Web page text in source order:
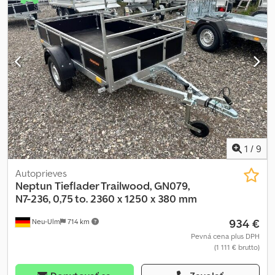
termínu! Termín si dohodnete na Nezáväzný príklad: použitý
Westfalia skriňový príves Comfort podvozok, ložný priestor cca
260x130x30cm Prvá evidácia 1999 Dostupný po dohode STK
potrebná (bez TÜV), výrazné známky používania – nutné opravy
Príves sa ponúka a predáva v takom stave, v akom sa nachádza!
Ďalšie ponuky nájdete celoročne v našom online obchode
trailershop.de Prijímame všetky prívesy na protiúčet priamo u nás
a financovanie je možné už od 0€ akontácie. Termíny po dohode!
Jägerhof 10 A Cjdpfjn E Rupox Aamsrf 41516 Grevenbroich
(Hülchrath) Otváracie hodiny predaja: Po – Pia: 08:00 – 12:30 a
14:00 – 18:00 Použitý Westfalia KL3035 05/26
1 / 9
Neu-Ulm 714 km
Autoprieves
Neptun Tieflader Trailwood, GN079,
N7-236, 0,75 to. 2360 x 1250 x 380 mm
934 €
Pevná cena plus DPH
(1 111 € brutto)